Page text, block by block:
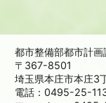
都市整備部都市計
〒367-8501
埼玉県本庄市本庄3
電話：0495-25-